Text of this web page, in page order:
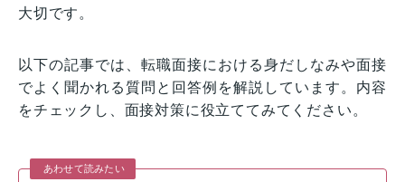
大切です。
以下の記事では、転職面接における身だしなみや面接
でよく聞かれる質問と回答例を解説しています。内容
をチェックし、面接対策に役立ててみてください。
あわせて読みたい